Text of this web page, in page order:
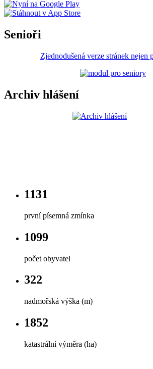
Senioři
Zjednodušená verze stránek nejen
Archiv hlášení
1131
první písemná zmínka
1099
počet obyvatel
322
nadmořská výška (m)
1852
katastrální výměra (ha)